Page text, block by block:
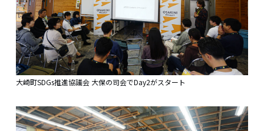
大崎町SDGs推進協議会 大保の司会でDay2がスタート